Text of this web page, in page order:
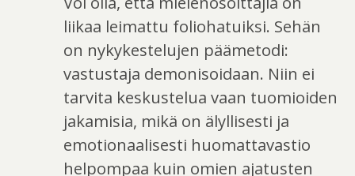
liikaa leimattu foliohatuiksi. Sehän
on nykykestelujen päämetodi:
vastustaja demonisoidaan. Niin ei
tarvita keskustelua vaan tuomioiden
jakamisia, mikä on älyllisesti ja
emotionaalisesti huomattavastio
helpompaa kuin omien ajatusten